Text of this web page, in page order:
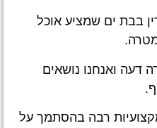
בבת ים שמציע אוכל
מטרה.
דעה ואנחנו נושאים
רבה בהסתמך על